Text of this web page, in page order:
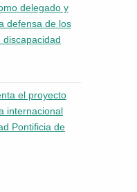
delegado y
defensa de los
el proyecto
internacional
Pontificia de